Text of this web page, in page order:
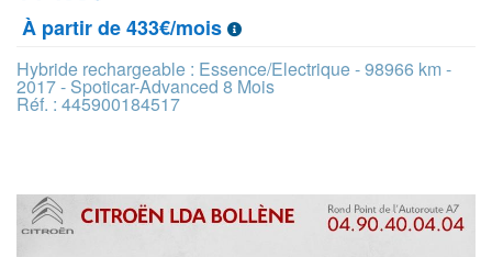
À partir de 433€/mois
Hybride rechargeable : Essence/Electrique - 98966 km -
2017 - Spoticar-Advanced 8 Mois
Réf. : 445900184517